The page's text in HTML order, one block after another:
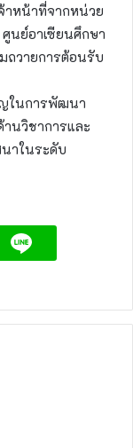
าหน้าที่จากหน่วย
นย์อาเซียนศึกษา
ถวายการต้อนรับ
ในการพัฒนา
นวิชาการและ
าในระดับ